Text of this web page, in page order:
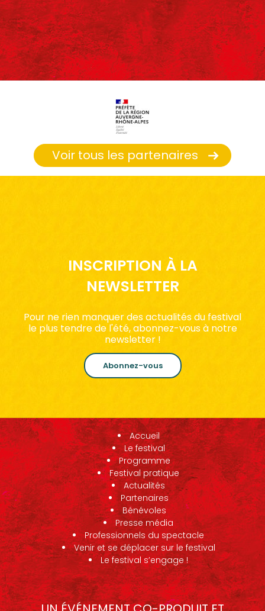
Voir tous les partenaires
INSCRIPTION À LA
NEWSLETTER
Pour ne rien manquer des actualités du festival
le plus tendre de l'été, abonnez-vous à notre
newsletter !
Abonnez-vous
Accueil
Le festival
Programme
Festival pratique
Actualités
Partenaires
Bénévoles
Presse média
Professionnels du spectacle
Venir et se déplacer sur le festival
Le festival s’engage !